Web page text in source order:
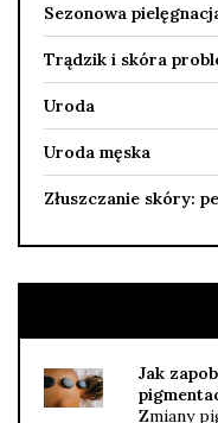
Sezonowa
Trądzik i skóra
Uroda
Uroda męska
Złuszczanie skóry:
Jak
Zmiany